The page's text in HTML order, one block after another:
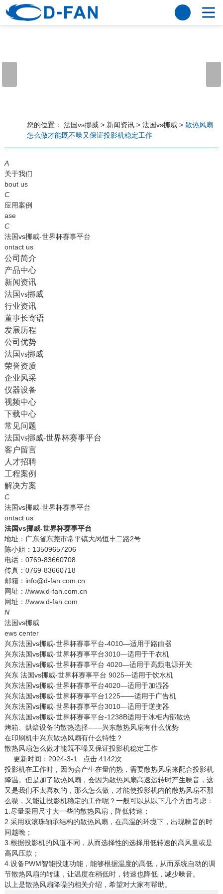
法国vs挪威
应用案例
工程案例
解决方案
新闻资讯
法国vs挪威
行业资讯
常见问题
法国vs挪威-世界杯赛事平台
您的位置： 法国vs挪威> 新闻资讯> 法国vs挪威> 散热风扇
怎么做才能既不噪又保证投影机稳定工作
A
关于我们
bout us
C
应用案例
ase
C
法国vs挪威-世界杯赛事平台
ontact us
公司简介
产品中心
新闻资讯
法国vs挪威
行业资讯
董事长寄语
发展历程
公司优势
法国vs挪威
荣誉资质
企业风采
仪器设备
视频中心
下载中心
常见问题
法国vs挪威-世界杯赛事平台
客户留言
人才招聘
工程案例
解决方案
C
法国vs挪威-世界杯赛事平台
ontact us
法国vs挪威-世界杯赛事平台
地址：广东省东莞市常平镇大呙恒丰二路2号
陈小姐：13509657206
电话：0769-83660708
传真：0769-83660718
邮箱：info@d-fan.com.cn
网址：//www.d-fan.com.cn
网址：//www.d-fan.com
N
法国vs挪威
ews center
兴东法国vs挪威-世界杯赛事平台-4010—适用于路由器
兴东法国vs挪威-世界杯赛事平台3010—适用于干衣机
兴东法国vs挪威-世界杯赛事平台 4020—适用于高频电源开关
兴东 法国vs挪威-世界杯赛事平台 9025—适用于饮水机
兴东法国vs挪威-世界杯赛事平台4020—适用于加湿器
兴东法国vs挪威-世界杯赛事平台1225——适用于广告机
兴东法国vs挪威-世界杯赛事平台3010—适用于逆变器
兴东法国vs挪威-世界杯赛事平台-1238B适用于冰柜内部散热
烤箱、烘焙设备的散热选择——兴东散热风扇有什么优势
在印刷机中兴东散热风扇有什么特性？
散热风扇怎么做才能既不噪又保证投影机稳定工作
更新时间：2024-3-1 点击:4142次
投影机在工作时，因为会产生在量的热，需要散热风扇来配合投影机
降温。但是加了散热风扇，会因为散热风扇高速运转时产生噪音，这
又是我们不太喜欢的，那么怎么做，才能使投影机内的散热风扇不那
么噪，又能让投影机稳定的工作呢？一般可以从以下几个方面考虑：
1.尽量采用尺寸大一些的散热风扇，降低转速；
2.采用双滚珠轴承结构的散热风扇，在高温的环境下，出现噪音的时
间越晚；
3.根据投影机的风道不同，从而选择性的选择用低转速的高风量或是
高风压款；
4.设备PWM智能投速功能，能够根据温度的高低，从而系统自动的调
节散热风扇的转速，让温度在稍低时，转速也降低，减少噪音。
以上是散热风扇降噪的相关介绍，希望对大家有帮助。